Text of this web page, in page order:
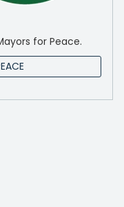
for Peace.